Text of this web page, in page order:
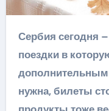
Сербия сегодня – одна из немногих стран,
поездки в
нужна, билеты